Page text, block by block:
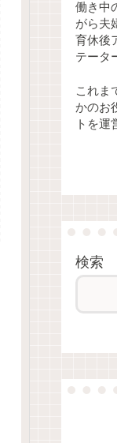
働き中
がら夫
育休後
テータ
これま
かのお
トを運
検索